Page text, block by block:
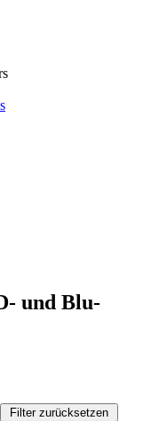
und Blu-
Filter zurücksetzen